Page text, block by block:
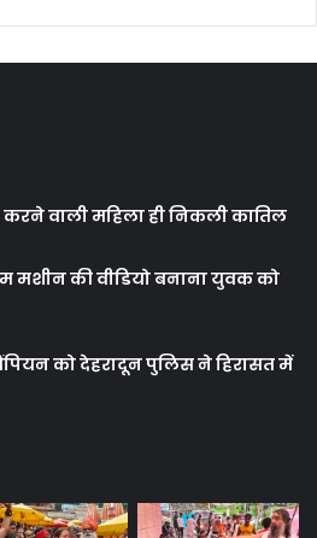
वाली महिला ही निकली कातिल
मशीन की वीडियो बनाना युवक को
को देहरादून पुलिस ने हिरासत में